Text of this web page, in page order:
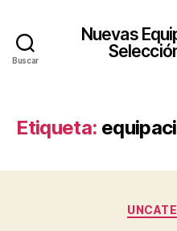
Buscar
Nuevas
Etiqueta: